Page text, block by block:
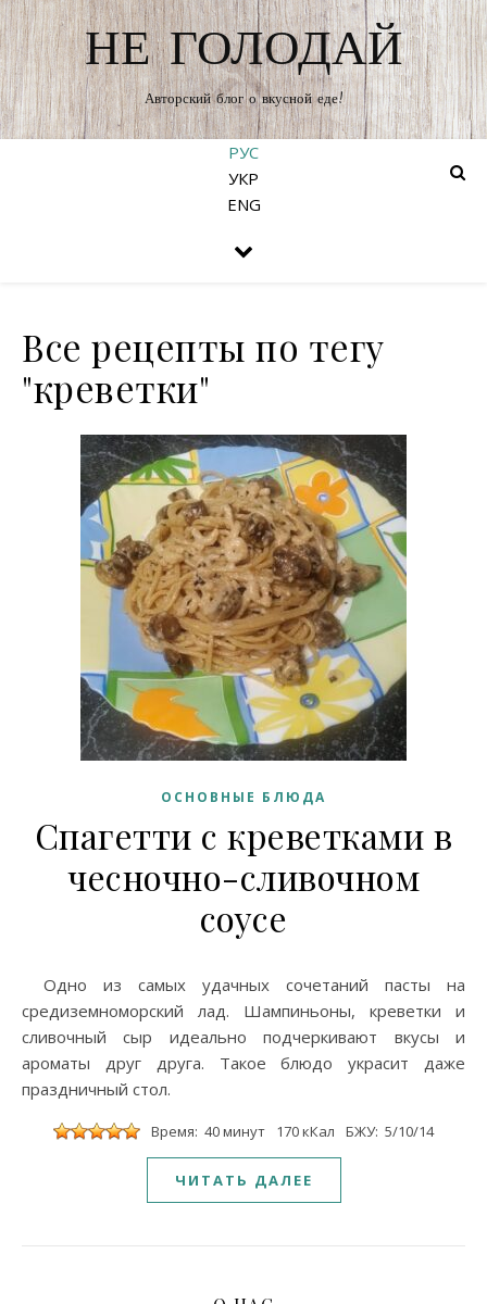
НЕ ГОЛОДАЙ
Авторский блог о вкусной еде!
РУС
УКР
ENG
Все рецепты по тегу
"креветки"
ОСНОВНЫЕ БЛЮДА
Спагетти с креветками в
чесночно-сливочном
соусе
Одно из самых удачных сочетаний пасты на
средиземноморский лад. Шампиньоны, креветки и
сливочный сыр идеально подчеркивают вкусы и
ароматы друг друга. Такое блюдо украсит даже
праздничный стол.
Время: 40 минут 170 кКал БЖУ: 5/10/14
ЧИТАТЬ ДАЛЕЕ